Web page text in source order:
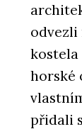
odvezli
kostela
horské
přidali